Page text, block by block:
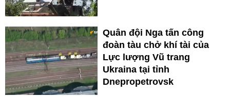
Quân đội Nga tấn công
đoàn tàu chở khí tài của
Lực lượng Vũ trang
Ukraina tại tỉnh
Dnepropetrovsk